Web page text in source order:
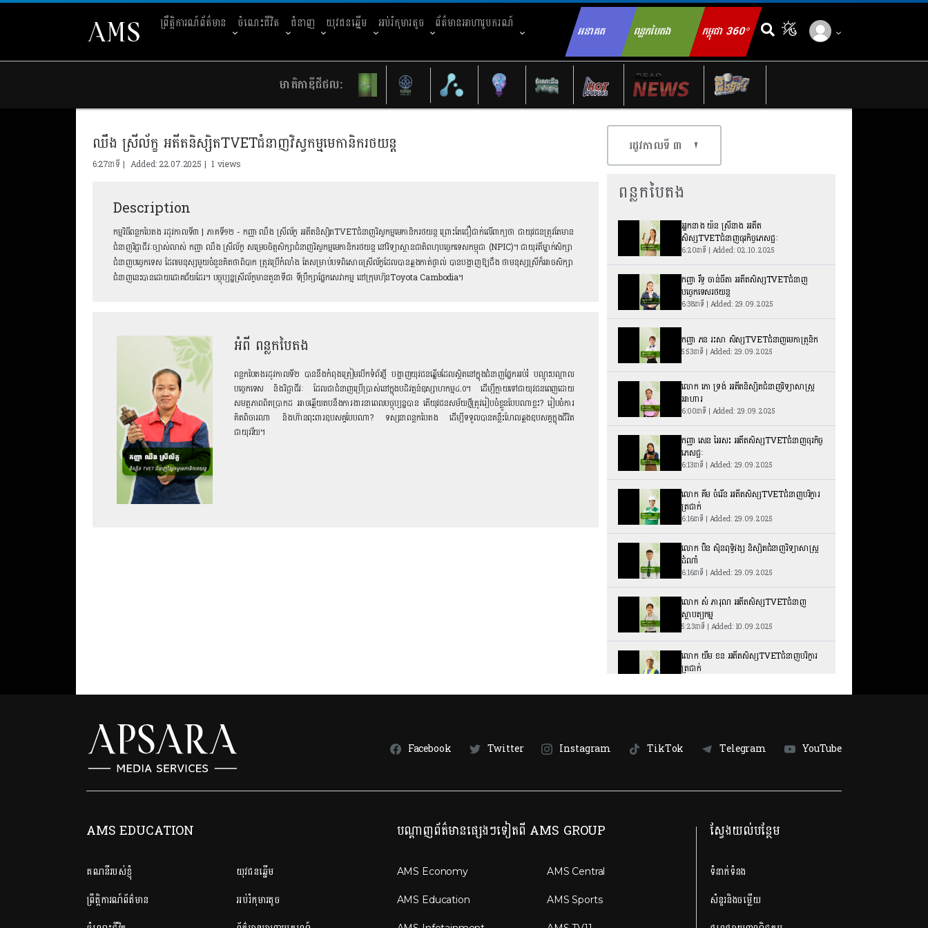
ព្រឹត្តិការណ៍ព័ត៌មាន ចំណេះជីវិត ជំនាញ យុវជនឆ្នើម អប់រំកុមារតូច ព័ត៌មានអាហារូបករណ៍ អនាគត ពន្លកបៃតង កម្ពុជា 360°
Search for:
មាតិកាឌីជីថល:
ឈឹង ស្រីល័ក្ខ អតីតនិស្សិតTVETជំនាញវិស្វកម្មមេកានិករថយន្ត
6:27នាទី | Added: 22.07.2025 |1 views
Description
កម្មវិធីពន្លកបៃតង រដូវកាលទី៣ | ភាគទី១២ - កញ្ញា ឈឹង ស្រីល័ក្ខ អតីតនិស្សិតTVETជំនាញវិស្វកម្មមេកានិករថយន្ត ព្រោះតែជឿជាក់លើពាក្យថា ជាយុវជនត្រូវតែមាន
ជំនាញវិជ្ជាជីវៈច្បាស់លាស់ កញ្ញា ឈឹង ស្រីល័ក្ខ សម្រេចចិត្តសិក្សាជំនាញវិស្វកម្មមេកានិករថយន្ត នៅវិទ្យាស្ថានជាតិពហុបច្ចេកទេសកម្ពុជា (NPIC)។ ជាយុវតីម្នាក់សិក្សា
ជំនាញបច្ចេកទេស ដែលមនុស្សមួយចំនួនគិតថាពិបាក ត្រូវប្រើកំលាំង តែសម្រាប់បទពិសោធស្រីល័ក្ខដែលបានឆ្លងកាត់ផ្ទាល់ បានបង្ហាញឱ្យដឹង ថាមនុស្សស្រីក៏អាចសិក្សា
ជំនាញនេះបានដោយជោគជ័យដែរ។ បច្ចុប្បន្នស្រីល័ក្ខមានតួនាទីជា ទីប្រឹក្សាផ្នែកសេវាកម្ម នៅក្រុមហ៊ុនToyota Cambodia។
អំពី ពន្លកបៃតង
ពន្លកបៃតងរដូវកាលទី២ បាននឺងកំពុងត្រៀមបើកទំព័រថ្មី បង្ហាញយុវជនឆ្នើមដែលស្ថិតនៅក្នុងជំនាញផ្នែកអប់រំ បណ្តុះបណ្តាល
បច្ចេកទេស និងវិជ្ជាជីវៈ ដែលជាជំនាញប្រើប្រាស់នៅក្នុងបដិវត្តន៍ឧស្សាហកម្ម៤.០។ ដើម្បីក្លាយទៅជាយុវជនពេញដោយ
សមត្ថភាពពិតប្រាកដ អាចឆ្លើយតបនឹងការងារនាពេលបច្ចុប្បន្នបាន តើយុវជនសម័យថ្មីត្រូវរៀបចំខ្លួនបែបណាខ្លះ? រៀបចំការ
គិតពិចារណា និងហ៊ានពុះពារឧបសគ្គបែបណា? ទស្សនាពន្លកបៃតង ដើម្បីទទួលបានគន្លឹះហែលឆ្លងឧបសគ្គក្នុងជីវិត
ជាយុវវ័យ។
រដូវកាលទី​ ៣
ពន្លកបៃតង
អ្នកនាង យ៉ន ស្រីនាង អតីត
សិស្សTVETជំនាញធុរកិច្ចភេសជ្ជៈ
6:20នាទី | Added: 02.10.2025
កញ្ញា រឹទ្ធ ចាន់ធីតា អតីតសិស្សTVETជំនាញ
បច្ចេកទេសរថយន្ត
6:38នាទី | Added: 29.09.2025
កញ្ញា​ ភន រះសា សិស្សTVETជំនាញមេកាត្រូនិក
5:53នាទី | Added: 29.09.2025
លោក កោ ទ្រង់ អតីតនិស្សិតជំនាញវិទ្យាសាស្រ្ត
អាហារ
6:00នាទី | Added: 29.09.2025
កញ្ញា​ សេន អៃសះ អតីតសិស្សTVETជំនាញធុរកិច្ច
ភេសជ្ជៈ
6:13នាទី | Added: 29.09.2025
លោក គីម ចំរើន អតីតសិស្សTVETជំនាញបរិក្ខារ
ត្រជាក់
6:16នាទី | Added: 29.09.2025
លោក ប៊ិន ស៊ិនពុទ្ធិវង្ស និស្សិតជំនាញវិទ្យាសាស្រ្ត
ដំណាំ
6:16នាទី | Added: 29.09.2025
លោក សំ ភារុណ អតីតសិស្សTVETជំនាញ
ស្ថាបត្យកម្ម
5:23នាទី | Added: 10.09.2025
លោក យឺម ខន អតីតសិស្សTVETជំនាញបរិក្ខារ
ត្រជាក់
សាស្រ្ត
7:08នាទី | Added: 10.09.2025
លោក សេង​ គីមហុង ស្ថាបនិកសាលារៀន Be
6:34នាទី | Added: 09.09.2025
លោក ពិសេស ពិសិដ្ឋអាទិត្យា អតីត
Facebook Twitter Instagram TikTok Telegram YouTube
AMS EDUCATION
គណនី​របស់ខ្ញុំ
ព្រឹត្តិការណ៍ព័ត៌មាន
យុវជនឆ្នើម
អប់រំកុមារតូច
បណ្តាញព័ត៌មានផ្សេងៗទៀតពី AMS GROUP
AMS Economy
AMS Education
AMS Central
AMS Sports
ស្វែងយល់បន្ថែម
ទំនាក់ទំនង
សំនួរនិងចម្លើយ